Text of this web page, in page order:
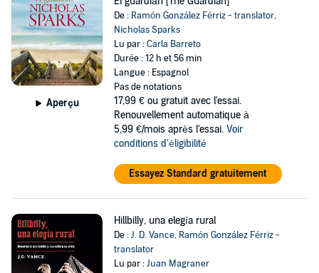
Aperçu
De : Ramón González Férriz - translator,
Nicholas Sparks
Lu par :Carla Barreto
Durée : 12 h et 56 min
Langue : Espagnol
Pas de notations
17,99 € ou gratuit avec l'essai.
Renouvellement automatique à
5,99 €/mois après l'essai. Voir
conditions d'éligibilité
Essayez Standard gratuitement
Hillbilly, una elegía rural
De :J. D. Vance, Ramón González Férriz -
translator
Lu par :Juan Magraner